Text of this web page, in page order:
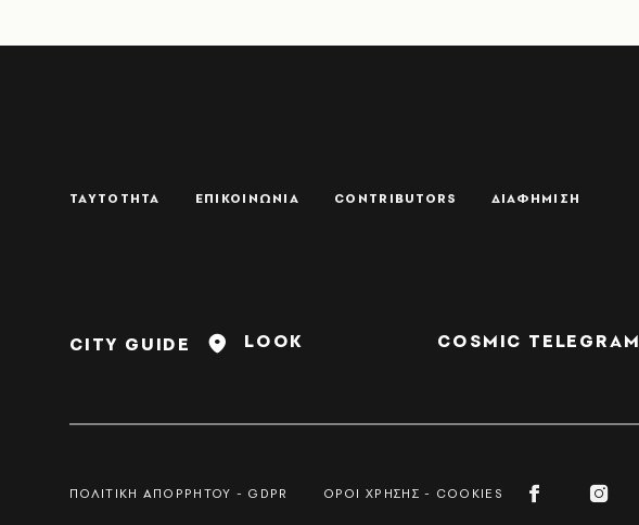
ΤΑΥΤΟΤΗΤΑ ΕΠΙΚΟΙΝΩΝΙΑ CONTRIBUTORS ΔΙΑΦΗΜΙΣΗ
CITY GUIDE LOOK COSMIC TELEGRAM
ΠΟΛΙΤΙΚΗ ΑΠΟΡΡΗΤΟΥ - GDPR ΟΡΟΙ ΧΡΗΣΗΣ - COOKIES